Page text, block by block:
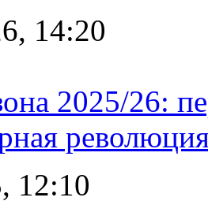
14:20
2025/26:
12:10